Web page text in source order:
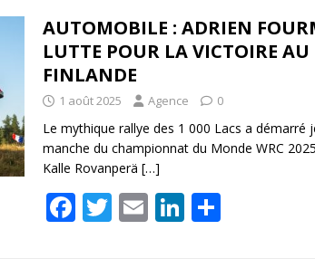
AUTOMOBILE : ADRIEN
LUTTE POUR LA VICTOIRE AU
FINLANDE
1 août 2025 Agence 0
Le mythique rallye des 1 000 Lacs a démarré
manche du championnat du Monde WRC
Kalle Rovanperä […]
F T E Li